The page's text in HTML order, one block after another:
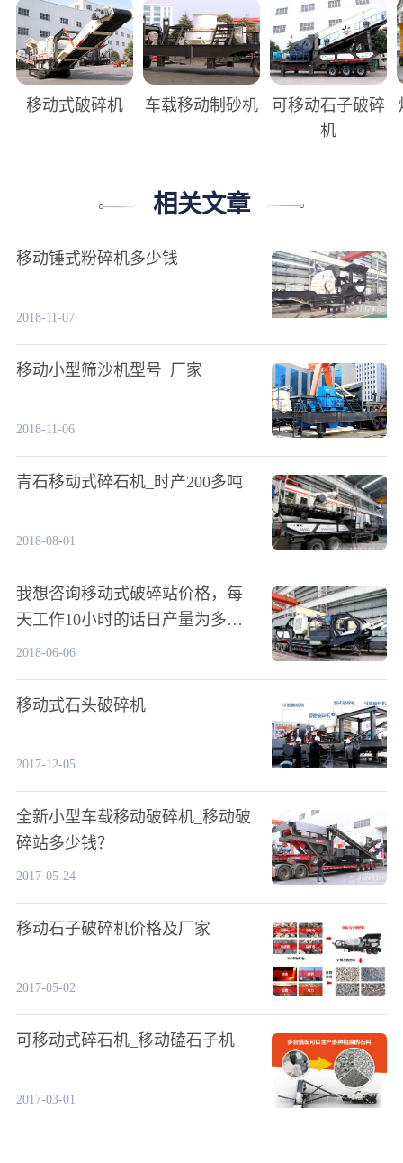
移动式破碎机 车载移动制砂机
可移动石子破碎
机
相关文章
移动锤式粉碎机多少钱
2018-11-07
移动小型筛沙机型号_厂家
2018-11-06
青石移动式碎石机_时产200多吨
2018-08-01
我想咨询移动式破碎站价格，每
天工作10小时的话日产量为多
少？
2018-06-06
移动式石头破碎机
2017-12-05
全新小型车载移动破碎机_移动破
碎站多少钱？
2017-05-24
移动石子破碎机价格及厂家
2017-05-02
可移动式碎石机_移动磕石子机
2017-03-01